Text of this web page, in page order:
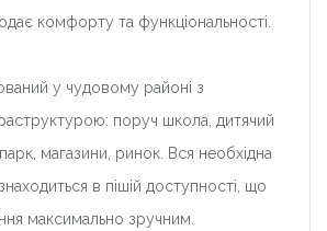
комфорту та функціональності.
у чудовому районі з
поруч школа, дитячий
магазини, ринок. Вся необхідна
в пішій доступності, що
максимально зручним.